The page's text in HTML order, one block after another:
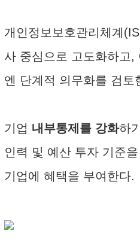
개인정보보호관리체계
사 중심으로 고도화하고
엔 단계적 의무화를 검토
기업 내부통제를 강화하
인력 및 예산 투자 기준
기업에 혜택을 부여한다.